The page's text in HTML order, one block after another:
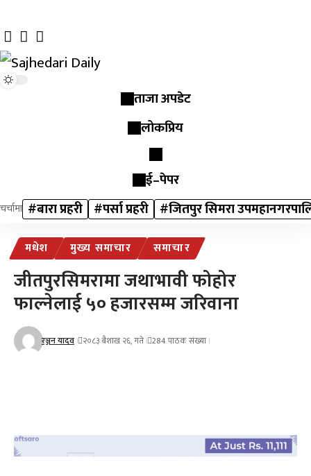
ताजा अपडेट
लोकप्रिय
ई–पेपर
चर्चामा #बारा प्रहरी #पर्सा प्रहरी #जितपुर सिमरा
मधेश मुख्य समाचार समाचार
जीतपुरसिमरामा जथाभावी फोहोर
फाल्नेलाई ५० हजारसम्म जरिवाना
रञ्जन यादव २०८३ बैशाख २६, गते 284 पाठक संख्या